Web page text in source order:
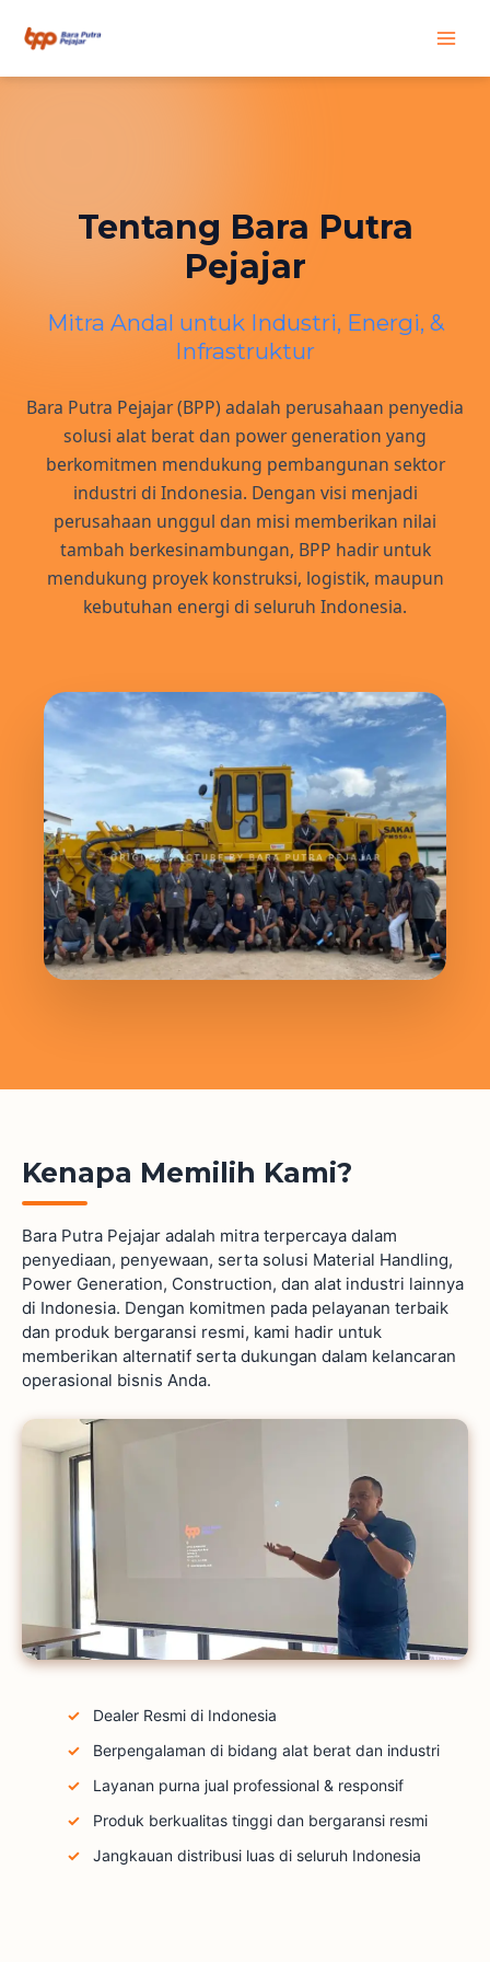
Main
Tentang Bara Putra
Pejajar
Mitra Andal untuk Industri, Energi, &
Infrastruktur
Bara Putra Pejajar (BPP) adalah perusahaan penyedia
solusi alat berat dan power generation yang
berkomitmen mendukung pembangunan sektor
industri di Indonesia. Dengan visi menjadi
perusahaan unggul dan misi memberikan nilai
tambah berkesinambungan, BPP hadir untuk
mendukung proyek konstruksi, logistik, maupun
kebutuhan energi di seluruh Indonesia.
Kenapa Memilih Kami?
Bara Putra Pejajar adalah mitra terpercaya dalam
penyediaan, penyewaan, serta solusi Material Handling,
Power Generation, Construction, dan alat industri lainnya
di Indonesia. Dengan komitmen pada pelayanan terbaik
dan produk bergaransi resmi, kami hadir untuk
memberikan alternatif serta dukungan dalam kelancaran
operasional bisnis Anda.
Dealer Resmi di Indonesia
Berpengalaman di bidang alat berat dan industri
Layanan purna jual professional & responsif
Produk berkualitas tinggi dan bergaransi resmi
Jangkauan distribusi luas di seluruh Indonesia